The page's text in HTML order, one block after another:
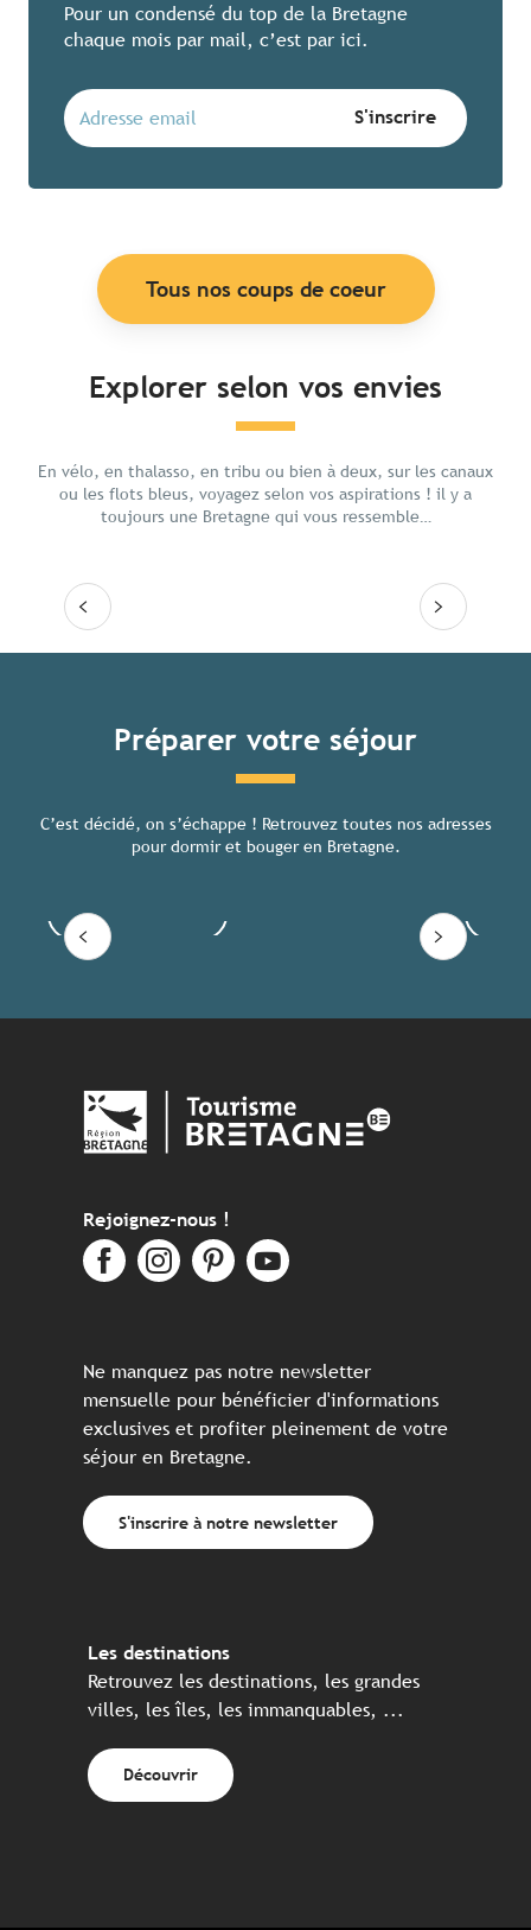
Pour un condensé du top de la Bretagne
chaque mois par mail, c’est par ici.
Tous nos coups de coeur
Explorer selon vos envies
En vélo, en thalasso, en tribu ou bien à deux, sur les canaux
ou les flots bleus, voyagez selon vos aspirations ! il y a
toujours une Bretagne qui vous ressemble…
Voyage responsable en Bretagne
Lire la suite
Préparer votre séjour
C’est décidé, on s’échappe ! Retrouvez toutes nos adresses
pour dormir et bouger en Bretagne.
Tous les hébergements
Voir les offres
Rejoignez-nous !
Ne manquez pas notre newsletter
mensuelle pour bénéficier d'informations
exclusives et profiter pleinement de votre
séjour en Bretagne.
S'inscrire à notre newsletter
Les destinations
Retrouvez les destinations, les grandes
villes, les îles, les immanquables, ...
Découvrir